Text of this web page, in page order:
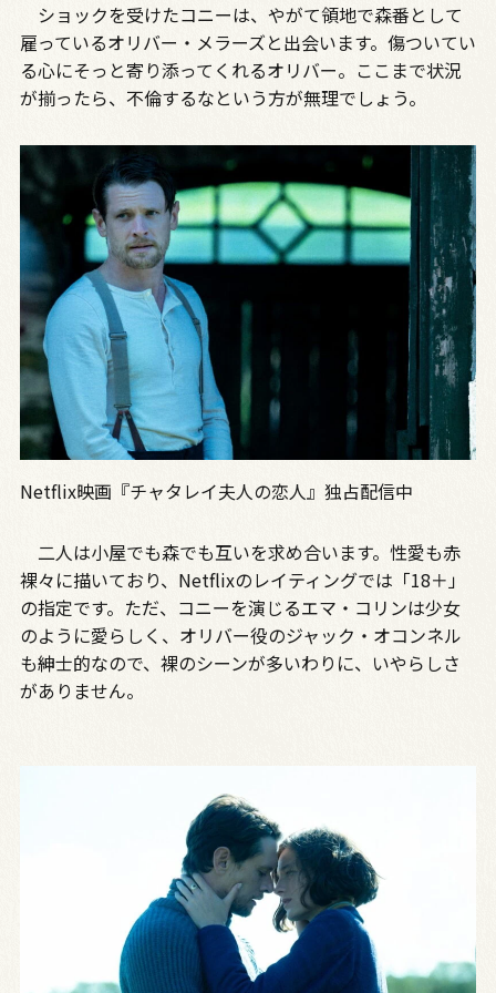
ショックを受けたコニーは、やがて領地で森番として
雇っているオリバー・メラーズと出会います。傷ついてい
る心にそっと寄り添ってくれるオリバー。ここまで状況
が揃ったら、不倫するなという方が無理でしょう。
Netflix映画『チャタレイ夫人の恋人』独占配信中
二人は小屋でも森でも互いを求め合います。性愛も赤
裸々に描いており、Netflixのレイティングでは「18＋」
の指定です。ただ、コニーを演じるエマ・コリンは少女
のように愛らしく、オリバー役のジャック・オコンネル
も紳士的なので、裸のシーンが多いわりに、いやらしさ
がありません。